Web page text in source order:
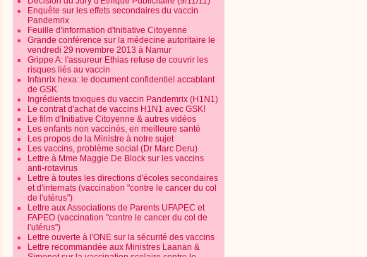
Enquête sur les effets secondaires du vaccin
Pandemrix
Feuille d'information d'Initiative Citoyenne
Grande conférence sur la médecine autoritaire le
vendredi 29 novembre 2013 à Namur
Grippe A: l'assureur Ethias refuse de couvrir les
risques liés au vaccin
Infanrix hexa: le document confidentiel accablant
de GSK
Ingrédients toxiques du vaccin Pandemrix (H1N1)
Le contrat d'achat de vaccins H1N1 avec GSK!
Le film d'Initiative Citoyenne & autres vidéos
Les enfants non vaccinés, en meilleure santé
Les propos de la Ministre à notre sujet
Les vaccins, problème social (Dr Marc Deru)
Lettre à Mme Maggie De Block sur les vaccins
anti-rotavirus
Lettre à toutes les directions d'écoles secondaires
et d'internats (vaccination "contre le cancer du col
de l'utérus")
Lettre aux Associations de Parents UFAPEC et
FAPEO (vaccination "contre le cancer du col de
l'utérus")
Lettre ouverte à l'ONE sur la sécurité des vaccins
Lettre recommandée aux Ministres Laanan &